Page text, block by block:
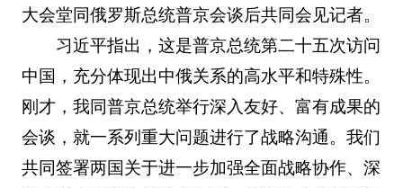
大会堂同俄罗斯总统普京会谈后共同会见记者。
习近平指出，这是普京总统第二十五次访问
中国，充分体现出中俄关系的高水平和特殊性。
刚才，我同普京总统举行深入友好、富有成果的
会谈，就一系列重大问题进行了战略沟通。我们
共同签署两国关于进一步加强全面战略协作、深